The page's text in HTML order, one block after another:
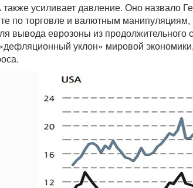
усиливает давление. Оно назвало
по торговле и валютным манипуляциям,
вывода еврозоны из продолжительного
уклон» мировой